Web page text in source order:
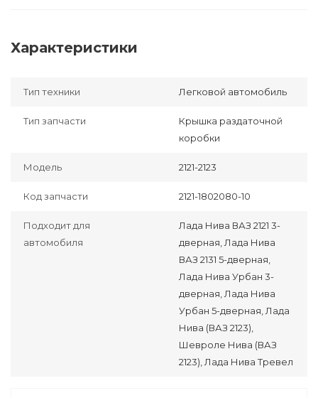
Характеристики
Тип техники Легковой автомобиль
Тип запчасти
Крышка раздаточной
коробки
Модель 2121-2123
Код запчасти 2121-1802080-10
Подходит для
автомобиля
Лада Нива ВАЗ 2121 3-
дверная, Лада Нива
ВАЗ 2131 5-дверная,
Лада Нива Урбан 3-
дверная, Лада Нива
Урбан 5-дверная, Лада
Нива (ВАЗ 2123),
Шевроле Нива (ВАЗ
2123), Лада Нива Тревел